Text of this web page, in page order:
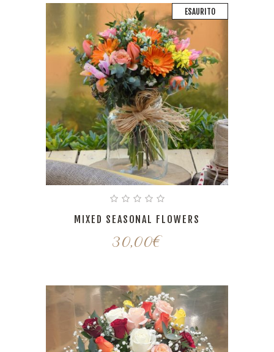
ESAURITO
MIXED SEASONAL FLOWERS
30,00€